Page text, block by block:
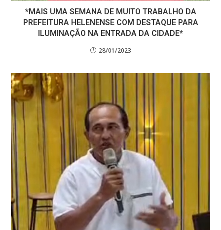
*MAIS UMA SEMANA DE MUITO TRABALHO DA
PREFEITURA HELENENSE COM DESTAQUE PARA
ILUMINAÇÃO NA ENTRADA DA CIDADE*
28/01/2023